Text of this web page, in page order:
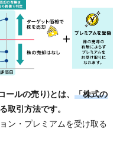
ールの売り)とは、 「株式の
取引方法です。
ン・プレミアムを受け取る